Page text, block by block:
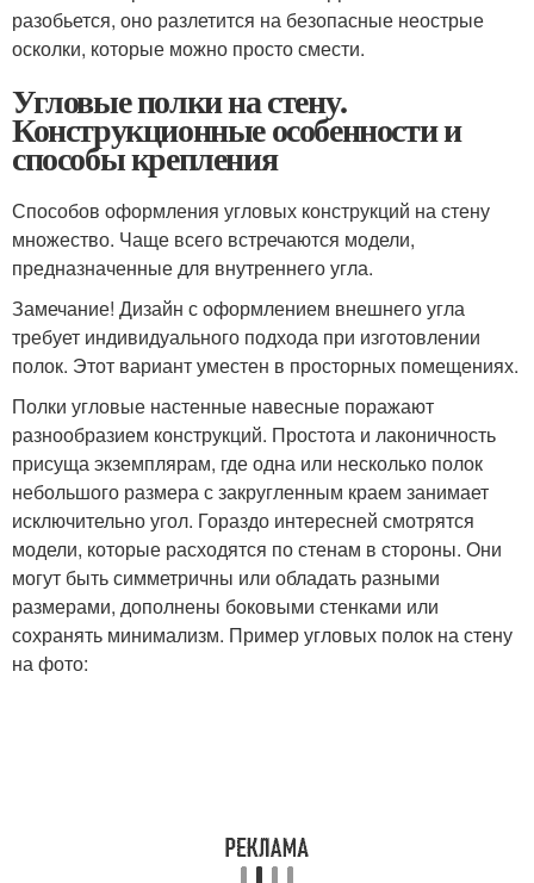
разобьется, оно разлетится на безопасные неострые
осколки, которые можно просто смести.
Угловые полки на стену.
Конструкционные особенности и
способы крепления
Способов оформления угловых конструкций на стену
множество. Чаще всего встречаются модели,
предназначенные для внутреннего угла.
Замечание! Дизайн с оформлением внешнего угла
требует индивидуального подхода при изготовлении
полок. Этот вариант уместен в просторных помещениях.
Полки угловые настенные навесные поражают
разнообразием конструкций. Простота и лаконичность
присуща экземплярам, где одна или несколько полок
небольшого размера с закругленным краем занимает
исключительно угол. Гораздо интересней смотрятся
модели, которые расходятся по стенам в стороны. Они
могут быть симметричны или обладать разными
размерами, дополнены боковыми стенками или
сохранять минимализм. Пример угловых полок на стену
на фото: